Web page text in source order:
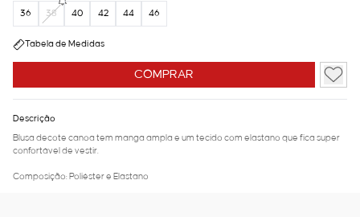
COMPRAR
36 38 40 42 44 46
Tabela de Medidas
Descrição
Blusa decote canoa tem manga ampla e um tecido com elastano que fica super
confortável de vestir.
Composição: Poliéster e Elastano